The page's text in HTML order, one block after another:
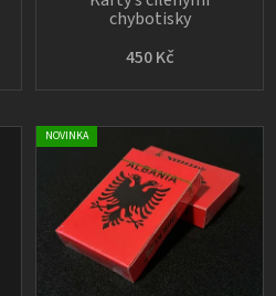
450 Kč
chybotisky
NOVINKA